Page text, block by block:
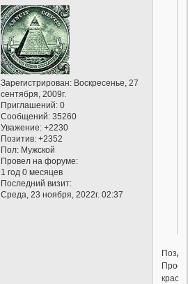
Зарегистрирован: Воскресенье, 27
сентября, 2009г.
Приглашений: 0
Сообщений: 35260
Уважение: +2230
Позитив: +2352
Пол: Мужской
Провел на форуме:
1 год 0 месяцев
Последний визит:
Среда, 23 ноября, 2022г. 02:37